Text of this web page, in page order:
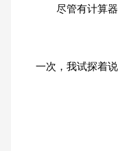
尽管有计算
一次，我试探着